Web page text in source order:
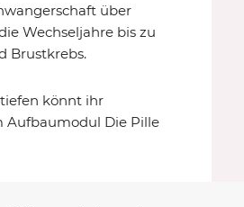
über
Wechseljahre bis zu
Brustkrebs.
könnt ihr
Aufbaumodul Die Pille